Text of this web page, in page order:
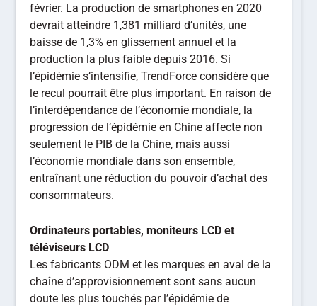
février. La production de smartphones en 2020
devrait atteindre 1,381 milliard d’unités, une
baisse de 1,3% en glissement annuel et la
production la plus faible depuis 2016. Si
l’épidémie s’intensifie, TrendForce considère que
le recul pourrait être plus important. En raison de
l’interdépendance de l’économie mondiale, la
progression de l’épidémie en Chine affecte non
seulement le PIB de la Chine, mais aussi
l’économie mondiale dans son ensemble,
entraînant une réduction du pouvoir d’achat des
consommateurs.
Ordinateurs portables, moniteurs LCD et
téléviseurs LCD
Les fabricants ODM et les marques en aval de la
chaîne d’approvisionnement sont sans aucun
doute les plus touchés par l’épidémie de